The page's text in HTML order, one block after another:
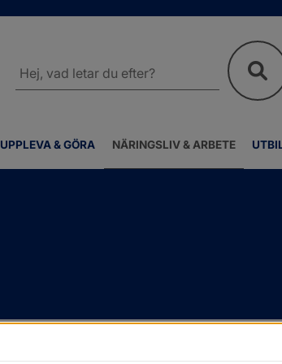
UPPLEVA & GÖRA NÄRINGSLIV & ARBETE
webbplatsen